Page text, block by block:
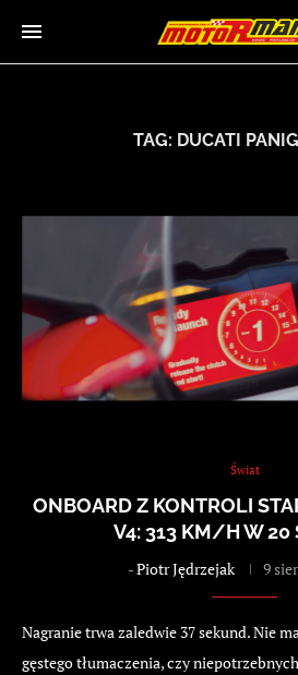
TAG: DUCATI
Świat
ONBOARD Z KONTROLI
V4: 313 KM/H W 20
-Piotr Jędrzejak 9
Nagranie trwa zaledwie 37 sekund. Nie
gęstego tłumaczenia, czy